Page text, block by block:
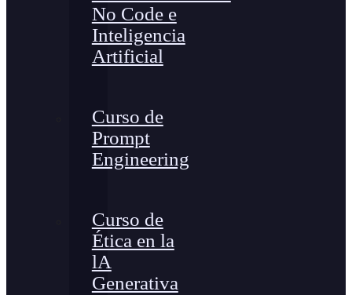
No Code e
Inteligencia
Artificial
Curso de
Prompt
Engineering
Curso de
Ética en la
lA
Generativa